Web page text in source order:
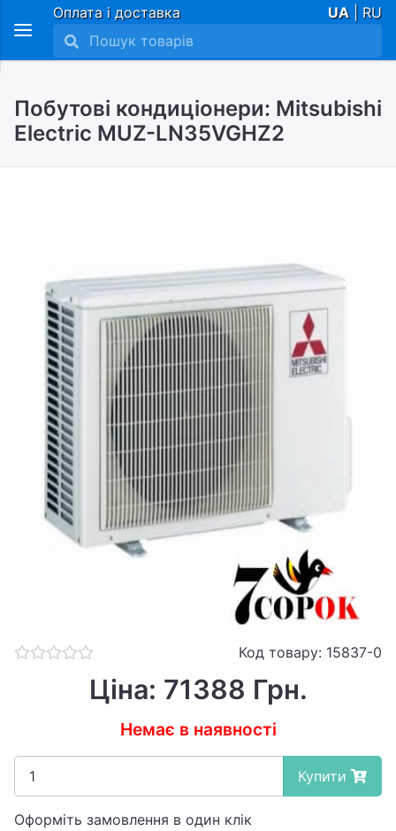
Оплата і доставка UA | RU
Побутові кондиціонери: Mitsubishi
Electric MUZ-LN35VGHZ2
Код товару: 15837-0
Ціна: 71388 Грн.
Немає в наявності
Купити
Оформіть замовлення в один клік